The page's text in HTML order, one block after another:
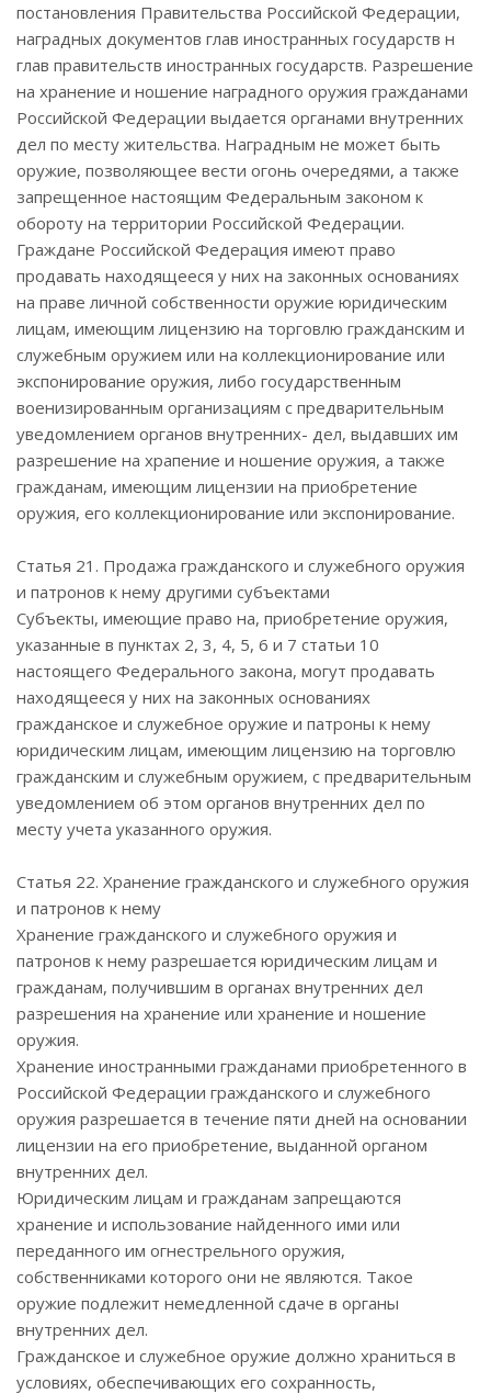
постановления Правительства Российской Федерации,
наградных документов глав иностранных государств н
глав правительств иностранных государств. Разрешение
на хранение и ношение наградного оружия гражданами
Российской Федерации выдается органами внутренних
дел по месту жительства. Наградным не может быть
оружие, позволяющее вести огонь очередями, а также
запрещенное настоящим Федеральным законом к
обороту на территории Российской Федерации.
Граждане Российской Федерация имеют право
продавать находящееся у них на законных основаниях
на праве личной собственности оружие юридическим
лицам, имеющим лицензию на торговлю гражданским и
служебным оружием или на коллекционирование или
экспонирование оружия, либо государственным
военизированным организациям с предварительным
уведомлением органов внутренних- дел, выдавших им
разрешение на храпение и ношение оружия, а также
гражданам, имеющим лицензии на приобретение
оружия, его коллекционирование или экспонирование.
Статья 21. Продажа гражданского и служебного оружия
и патронов к нему другими субъектами
Субъекты, имеющие право на, приобретение оружия,
указанные в пунктах 2, 3, 4, 5, 6 и 7 статьи 10
настоящего Федерального закона, могут продавать
находящееся у них на законных основаниях
гражданское и служебное оружие и патроны к нему
юридическим лицам, имеющим лицензию на торговлю
гражданским и служебным оружием, с предварительным
уведомлением об этом органов внутренних дел по
месту учета указанного оружия.
Статья 22. Хранение гражданского и служебного оружия
и патронов к нему
Хранение гражданского и служебного оружия и
патронов к нему разрешается юридическим лицам и
гражданам, получившим в органах внутренних дел
разрешения на хранение или хранение и ношение
оружия.
Хранение иностранными гражданами приобретенного в
Российской Федерации гражданского и служебного
оружия разрешается в течение пяти дней на основании
лицензии на его приобретение, выданной органом
внутренних дел.
Юридическим лицам и гражданам запрещаются
хранение и использование найденного ими или
переданного им огнестрельного оружия,
собственниками которого они не являются. Такое
оружие подлежит немедленной сдаче в органы
внутренних дел.
Гражданское и служебное оружие должно храниться в
условиях, обеспечивающих его сохранность,